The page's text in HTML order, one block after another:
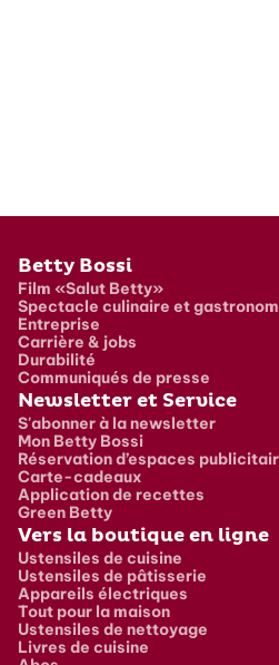
Pied de page
Betty Bossi
Film «Salut Betty»
Spectacle culinaire et
Entreprise
Carrière & jobs
Durabilité
Communiqués de presse
Newsletter et Service
S'abonner à la newsletter
Mon Betty Bossi
Réservation d’espaces
Carte-cadeaux
Application de recettes
Green Betty
Vers la boutique en ligne
Ustensiles de cuisine
Ustensiles de pâtisserie
Appareils électriques
Tout pour la maison
Ustensiles de nettoyage
Livres de cuisine